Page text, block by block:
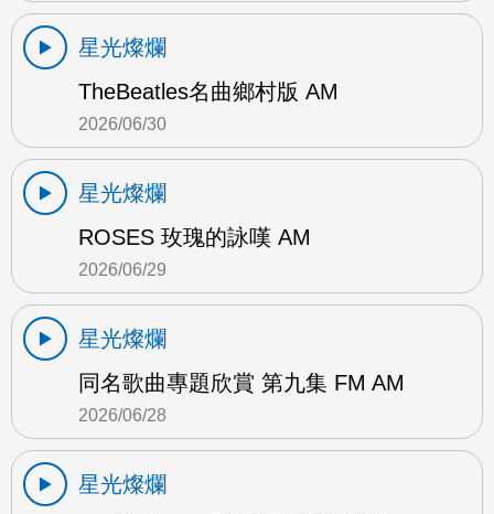
星光燦爛
TheBeatles名曲鄉村版 AM
2026/06/30
星光燦爛
ROSES 玫瑰的詠嘆 AM
2026/06/29
星光燦爛
同名歌曲專題欣賞 第九集 FM AM
2026/06/28
星光燦爛